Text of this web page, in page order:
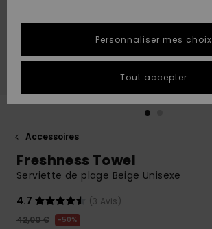
A
Découvrir
A
Découvrir
tailles
conversation
plus rapide
à votre
question.
Démarrer
QUIKSILVER
Accessoires
Freshness Towel
Serviette de plage Beige Unisexe
4.7
(3 Avis)
42,00 €
50%
Personnaliser mes choix
Tout accepter